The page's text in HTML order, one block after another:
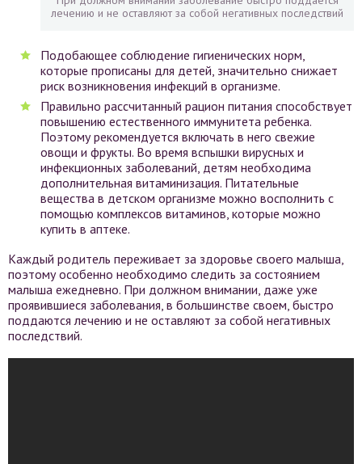
лечению и не оставляют за собой негативных последствий
Подобающее соблюдение гигиенических норм,
которые прописаны для детей, значительно снижает
риск возникновения инфекций в организме.
Правильно рассчитанный рацион питания способствует
повышению естественного иммунитета ребенка.
Поэтому рекомендуется включать в него свежие
овощи и фрукты. Во время вспышки вирусных и
инфекционных заболеваний, детям необходима
дополнительная витаминизация. Питательные
вещества в детском организме можно восполнить с
помощью комплексов витаминов, которые можно
купить в аптеке.
Каждый родитель переживает за здоровье своего малыша,
поэтому особенно необходимо следить за состоянием
малыша ежедневно. При должном внимании, даже уже
проявившиеся заболевания, в большинстве своем, быстро
поддаются лечению и не оставляют за собой негативных
последствий.